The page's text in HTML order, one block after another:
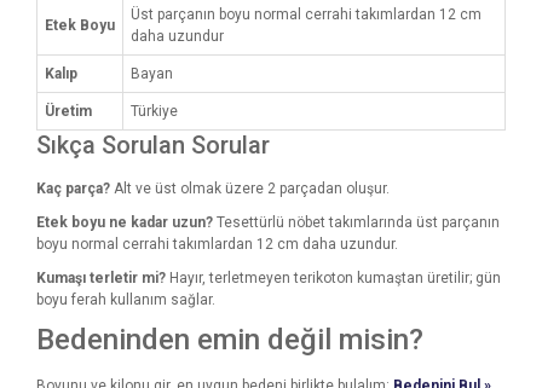
Etek Boyu
Üst parçanın boyu normal cerrahi takımlardan 12 cm
daha uzundur
Kalıp Bayan
Üretim Türkiye
Sıkça Sorulan Sorular
Kaç parça? Alt ve üst olmak üzere 2 parçadan oluşur.
Etek boyu ne kadar uzun? Tesettürlü nöbet takımlarında üst parçanın
boyu normal cerrahi takımlardan 12 cm daha uzundur.
Kumaşı terletir mi? Hayır, terletmeyen terikoton kumaştan üretilir; gün
boyu ferah kullanım sağlar.
Bedeninden emin değil misin?